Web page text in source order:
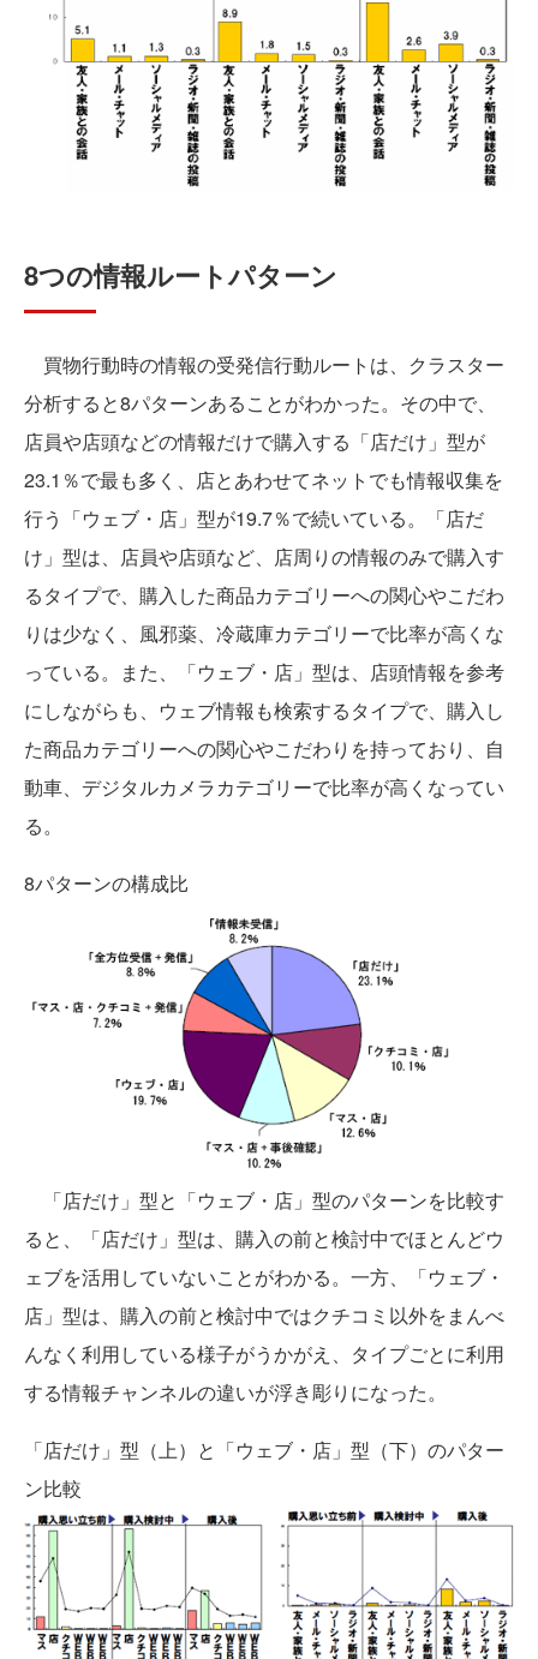
8つの情報ルートパターン
買物行動時の情報の受発信行動ルートは、クラスター
分析すると8パターンあることがわかった。その中で、
店員や店頭などの情報だけで購入する「店だけ」型が
23.1％で最も多く、店とあわせてネットでも情報収集を
行う「ウェブ・店」型が19.7％で続いている。「店だ
け」型は、店員や店頭など、店周りの情報のみで購入す
るタイプで、購入した商品カテゴリーへの関心やこだわ
りは少なく、風邪薬、冷蔵庫カテゴリーで比率が高くな
っている。また、「ウェブ・店」型は、店頭情報を参考
にしながらも、ウェブ情報も検索するタイプで、購入し
た商品カテゴリーへの関心やこだわりを持っており、自
動車、デジタルカメラカテゴリーで比率が高くなってい
る。
8パターンの構成比
「店だけ」型と「ウェブ・店」型のパターンを比較す
ると、「店だけ」型は、購入の前と検討中でほとんどウ
ェブを活用していないことがわかる。一方、「ウェブ・
店」型は、購入の前と検討中ではクチコミ以外をまんべ
んなく利用している様子がうかがえ、タイプごとに利用
する情報チャンネルの違いが浮き彫りになった。
「店だけ」型（上）と「ウェブ・店」型（下）のパター
ン比較